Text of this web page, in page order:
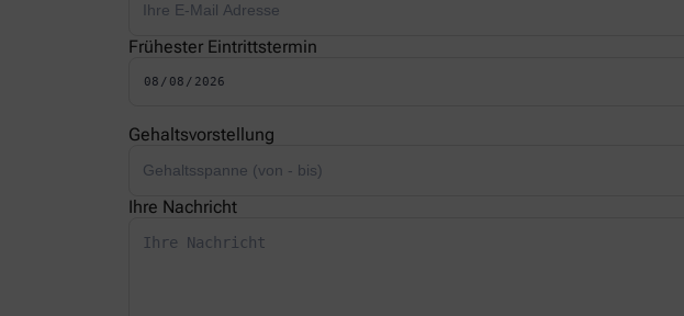
Frühester Eintrittstermin
Gehaltsvorstellung
Ihre Nachricht